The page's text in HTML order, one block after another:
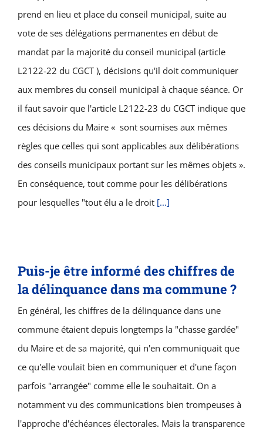
prend en lieu et place du conseil municipal, suite au
vote de ses délégations permanentes en début de
mandat par la majorité du conseil municipal (article
L2122-22 du CGCT ), décisions qu'il doit communiquer
aux membres du conseil municipal à chaque séance. Or
il faut savoir que l'article L2122-23 du CGCT indique que
ces décisions du Maire « sont soumises aux mêmes
règles que celles qui sont applicables aux délibérations
des conseils municipaux portant sur les mêmes objets ».
En conséquence, tout comme pour les délibérations
pour lesquelles "tout élu a le droit [...]
Puis-je être informé des chiffres de
la délinquance dans ma commune ?
En général, les chiffres de la délinquance dans une
commune étaient depuis longtemps la "chasse gardée"
du Maire et de sa majorité, qui n'en communiquait que
ce qu'elle voulait bien en communiquer et d'une façon
parfois "arrangée" comme elle le souhaitait. On a
notamment vu des communications bien trompeuses à
l'approche d'échéances électorales. Mais la transparence